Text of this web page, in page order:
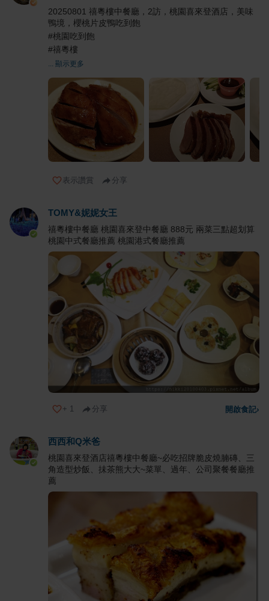
20250801 禧粵樓中餐廳，2訪，桃園喜來登酒店，美味
鴨境，櫻桃片皮鴨吃到飽
#桃園吃到飽
#禧粵樓
... 顯示更多
表示讚賞 分享
TOMY&妮妮女王
禧粵樓中餐廳 桃園喜來登中餐廳 888元 兩菜三點超划算
桃園中式餐廳推薦 桃園港式餐廳推薦
+ 1 分享 開啟食記›
西西和Q米爸
桃園喜來登酒店禧粵樓中餐廳~必吃招牌脆皮燒腩磚、三
角造型炒飯、抺茶熊大大~菜單、過年、公司聚餐餐廳推
薦